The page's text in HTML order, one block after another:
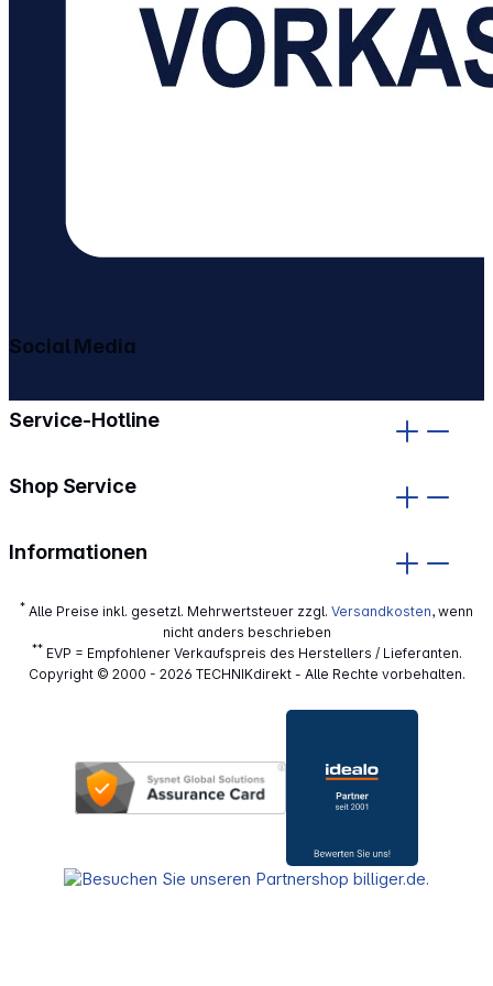
Service-Hotline
Shop Service
Informationen
Social Media
* Alle Preise inkl. gesetzl. Mehrwertsteuer zzgl. Versandkosten, wenn
nicht anders beschrieben
**EVP = Empfohlener Verkaufspreis des Herstellers / Lieferanten.
Copyright © 2000 - 2026 TECHNIKdirekt - Alle Rechte vorbehalten.